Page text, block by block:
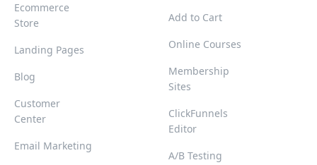
Ecommerce
Store
Landing Pages
Blog
Customer
Center
Email Marketing
Add to Cart
Online Courses
Membership
Sites
ClickFunnels
Editor
A/B Testing